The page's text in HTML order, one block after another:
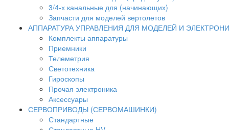
3/4-х канальные для (начинающих)
Запчасти для моделей вертолетов
АППАРАТУРА УПРАВЛЕНИЯ ДЛЯ МОДЕЛЕЙ И
Комплекты аппаратуры
Приемники
Телеметрия
Светотехника
Гироскопы
Прочая электроника
Аксессуары
СЕРВОПРИВОДЫ (СЕРВОМАШИНКИ)
Стандартные